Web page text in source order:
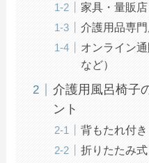
家具・量販
介護用品専
オンライン
など）
介護用風呂椅子
ント
背もたれ付
折りたたみ